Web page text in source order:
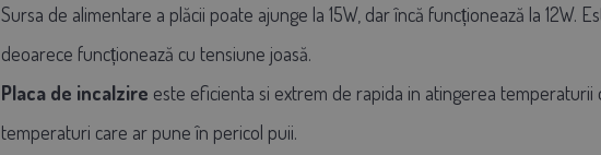
Sursa de alimentare a plăcii poate ajunge la 15W, dar încă funcționează la
deoarece funcționează cu tensiune joasă.
Placa de incalzire este eficienta si extrem de rapida in atingerea
temperaturi care ar pune în pericol puii.